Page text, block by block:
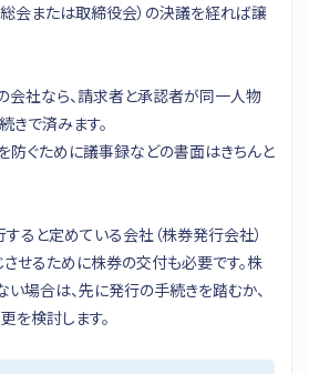
会または取締役会）の決議を経れば譲
社なら、請求者と承認者が同一人物
で済みます。
防ぐために議事録などの書面はきちんと
ると定めている会社（株券発行会社）
せるために株券の交付も必要です。株
場合は、先に発行の手続きを踏むか、
を検討します。